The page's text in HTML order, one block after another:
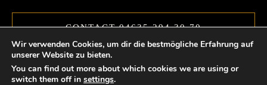
CONTACT 04635 294 30 70
Wir verwenden Cookies, um dir die bestmögliche Erfahrung auf
unserer Website zu bieten.
You can find out more about which cookies we are using or
switch them off in settings.